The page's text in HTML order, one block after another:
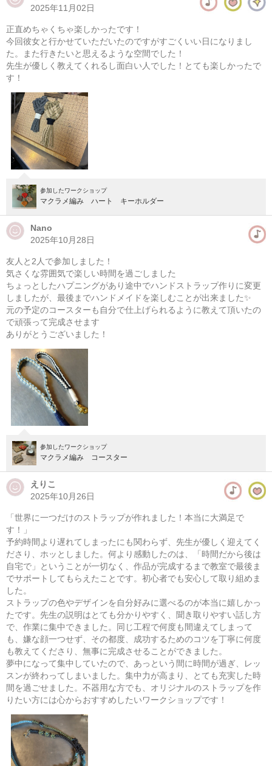
マクラメ編み ポーチ作り
08/08(土) 13:00-18:00
東京 学芸大学駅徒歩14分
08/09(日) 13:00-18:00
東京 学芸大学駅徒歩14分
パラコードで作るミニバッグ
08/13(木) 10:00-14:00
東京 （東横線）学芸大学駅から徒歩15分
08/13(木) 11:00-15:00
東京 （東横線）学芸大学駅から徒歩15分
2025年11月02日
正直めちゃくちゃ楽しかったです！
今回彼女と行かせていただいたのですがすごくいい日になりまし
た。また行きたいと思えるような空間でした！
先生が優しく教えてくれるし面白い人でした！とても楽しかったで
す！
参加したワークショップ
マクラメ編み ハート キーホルダー
Nano
2025年10月28日
友人と2人で参加しました！
気さくな雰囲気で楽しい時間を過ごしました
ちょっとしたハプニングがあり途中でハンドストラップ作りに変更
しましたが、最後までハンドメイドを楽しむことが出来ました✨
元の予定のコースターも自分で仕上げられるように教えて頂いたの
で頑張って完成させます
ありがとうございました！
参加したワークショップ
マクラメ編み コースター
えりこ
2025年10月26日
​「世界に一つだけのストラップが作れました！本当に大満足で
す！」
​予約時間より遅れてしまったにも関わらず、先生が優しく迎えてく
ださり、ホッとしました。何より感動したのは、「時間だから後は
自宅で」ということが一切なく、作品が完成するまで教室で最後ま
でサポートしてもらえたことです。初心者でも安心して取り組めま
した。
ストラップの色やデザインを自分好みに選べるのが本当に嬉しかっ
たです。先生の説明はとても分かりやすく、聞き取りやすい話し方
で、作業に集中できました。同じ工程で何度も間違えてしまって
も、嫌な顔一つせず、その都度、成功するためのコツを丁寧に何度
も教えてくださり、無事に完成させることができました。
夢中になって集中していたので、あっという間に時間が過ぎ、レッ
スンが終わってしまいました。集中力が高まり、とても充実した時
間を過ごせました。不器用な方でも、オリジナルのストラップを作
りたい方には心からおすすめしたいワークショップです！